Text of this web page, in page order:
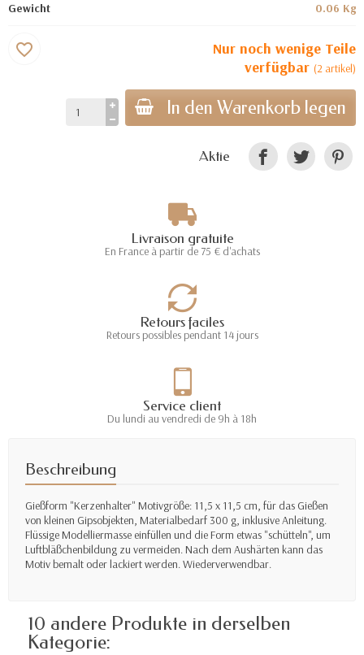
Gewicht 0.06 Kg
Nur noch wenige Teile
verfügbar (2 artikel)
In den Warenkorb legen
favorite_border
Aktie
Livraison gratuite
En France à partir de 75 € d'achats
Retours faciles
Retours possibles pendant 14 jours
Service client
Du lundi au vendredi de 9h à 18h
Beschreibung
Gießform "Kerzenhalter" Motivgröße: 11,5 x 11,5 cm, für das Gießen
von kleinen Gipsobjekten, Materialbedarf 300 g, inklusive Anleitung.
Flüssige Modelliermasse einfüllen und die Form etwas "schütteln", um
Luftbläßchenbildung zu vermeiden. Nach dem Aushärten kann das
Motiv bemalt oder lackiert werden. Wiederverwendbar.
10 andere Produkte in derselben
Kategorie: